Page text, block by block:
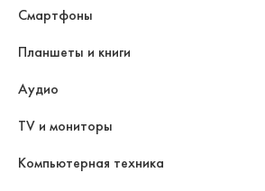
Смартфоны
Планшеты и книги
Аудио
TV и мониторы
Компьютерная техника